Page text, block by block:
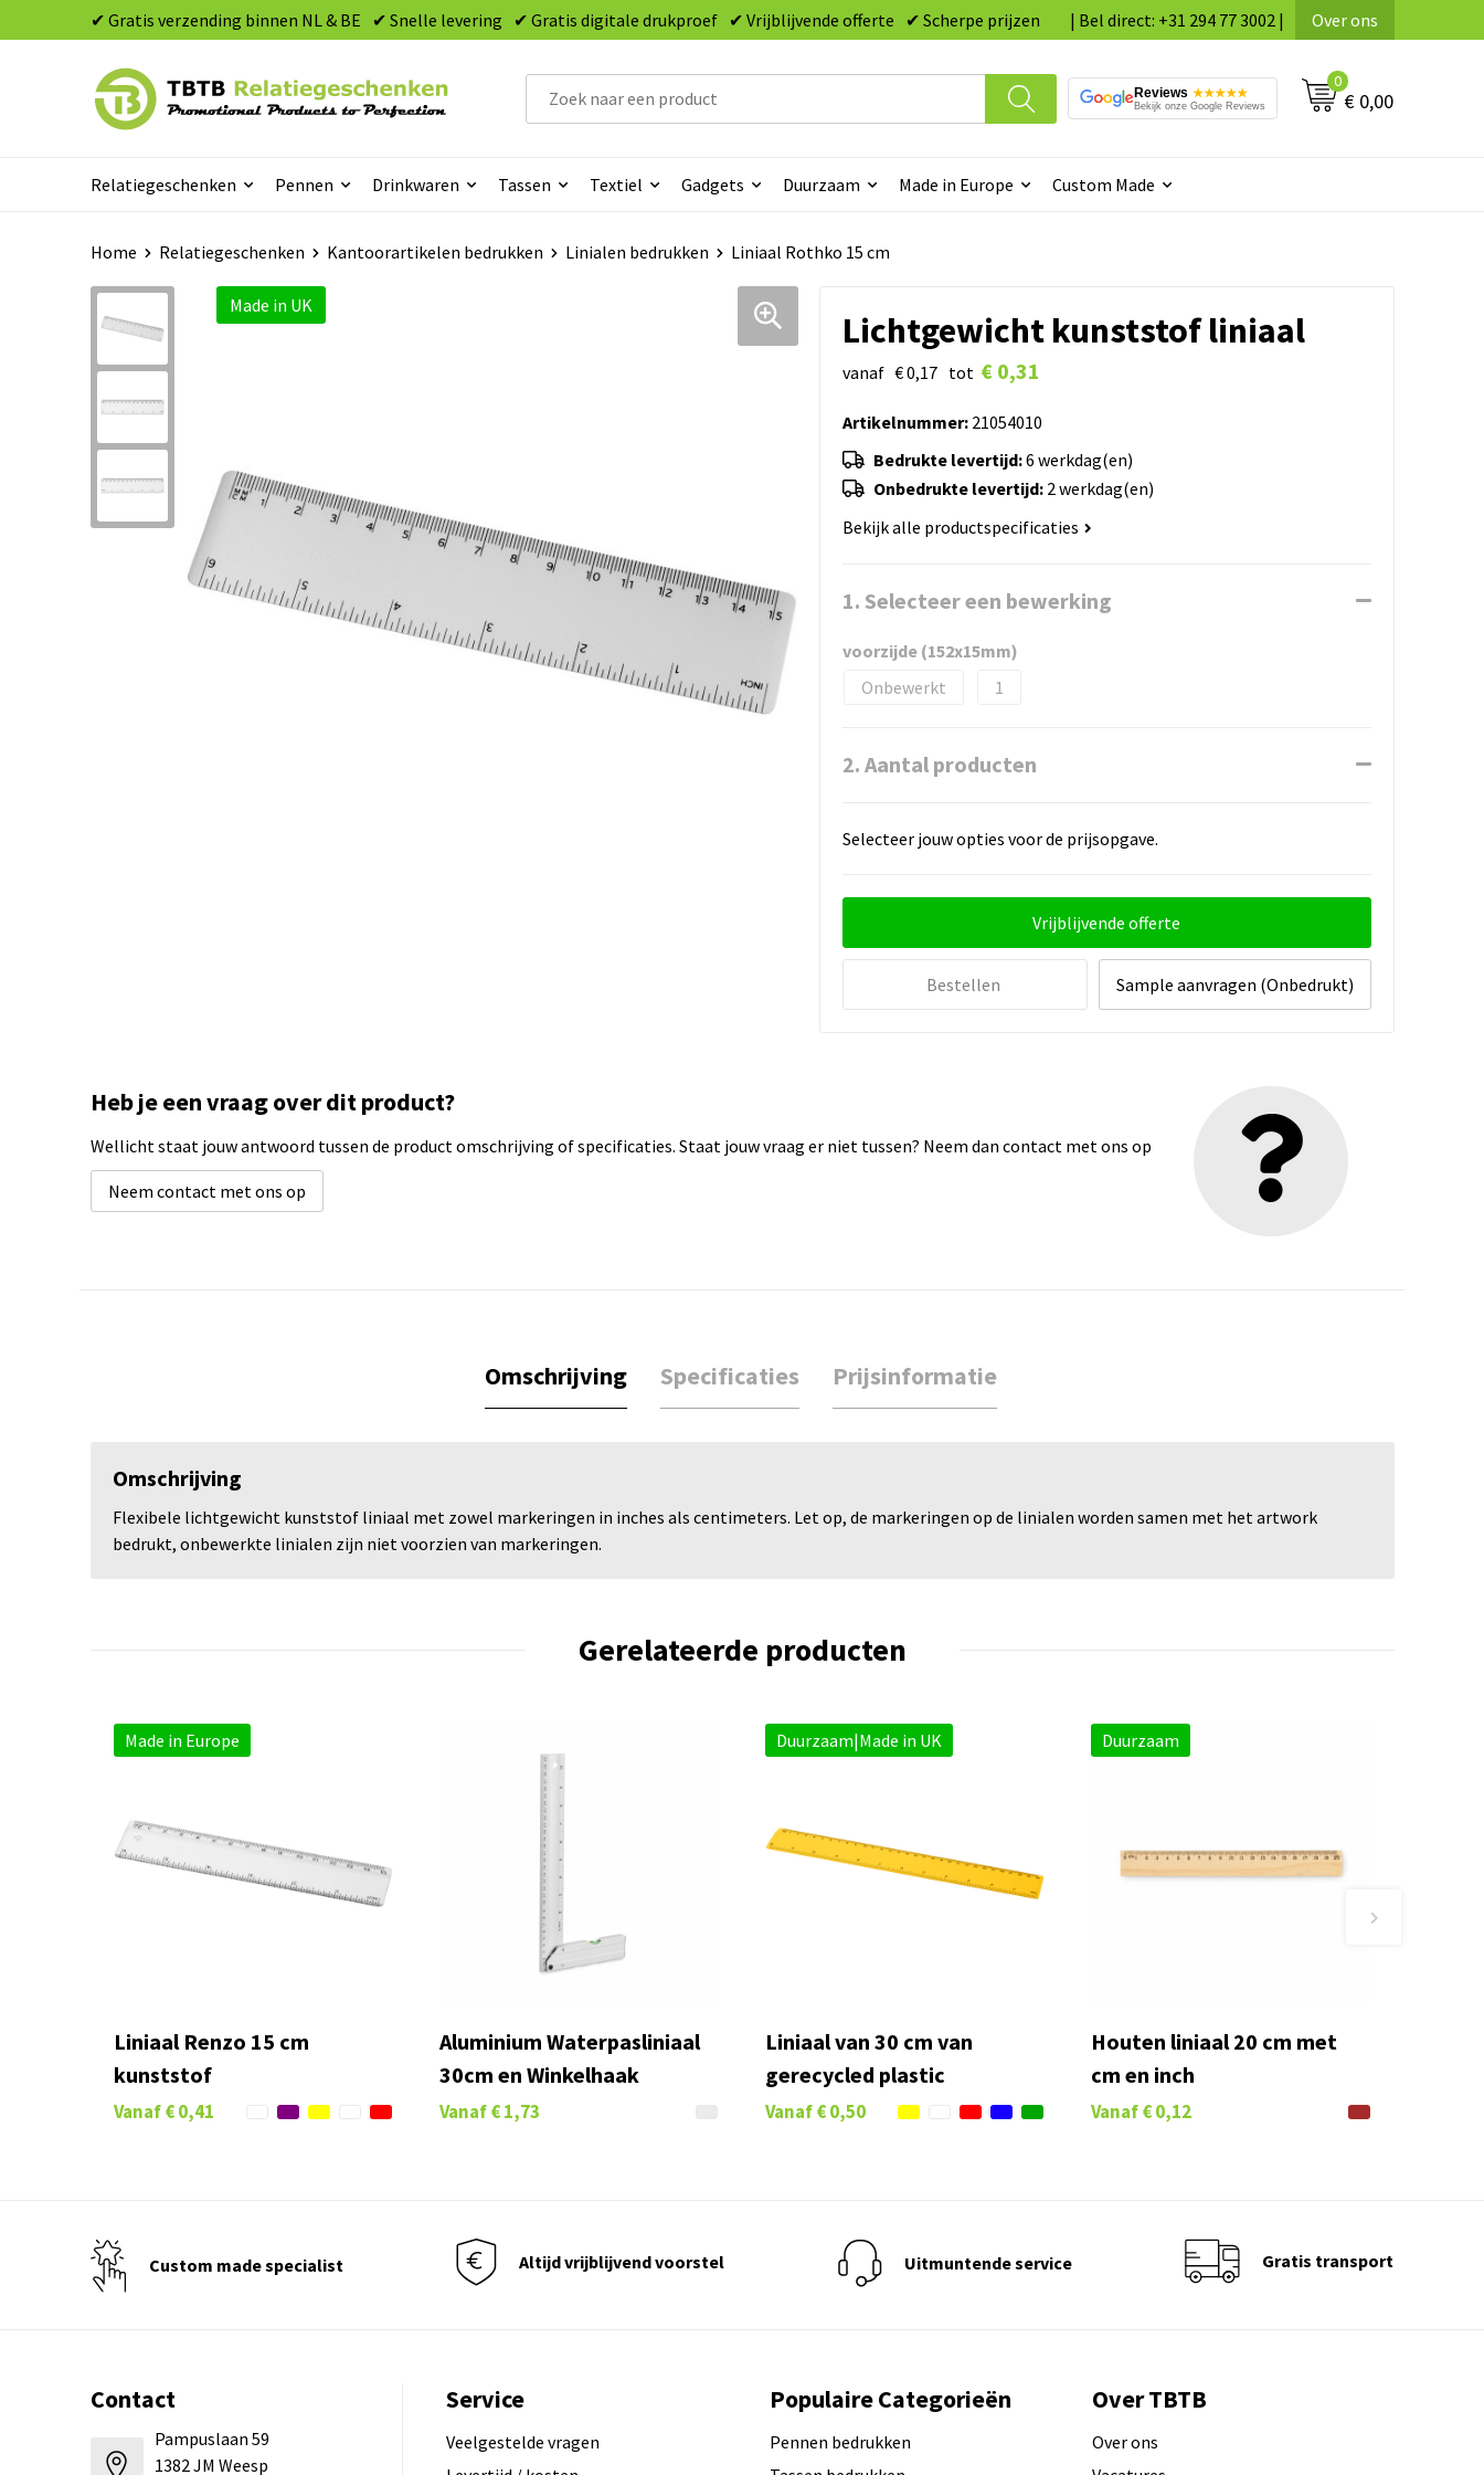
✔ Gratis verzending binnen NL & BE ✔ Snelle levering ✔ Gratis digitale drukproef ✔ Vrijblijvende offerte ✔ Scherpe prijzen | Bel direct: +31 294 77 3002 | Over ons
Reviews ★★★★★
Bekijk onze Google Reviews
0
€ 0,00
Relatiegeschenken Pennen Drinkwaren Tassen Textiel Gadgets Duurzaam Made in Europe Custom Made
Home Relatiegeschenken Kantoorartikelen bedrukken Linialen bedrukken Liniaal Rothko 15 cm
Made in UK
Lichtgewicht kunststof liniaal
vanaf € 0,17 tot € 0,31
Artikelnummer:21054010
Bedrukte levertijd:6 werkdag(en)
Onbedrukte levertijd: 2 werkdag(en)
Bekijk alle productspecificaties
1. Selecteer een bewerking
voorzijde (152x15mm)
Onbewerkt
1
2. Aantal producten
Selecteer jouw opties voor de prijsopgave.
Vrijblijvende offerte
Bestellen Sample aanvragen (Onbedrukt)
Heb je een vraag over dit product?
Wellicht staat jouw antwoord tussen de product omschrijving of specificaties. Staat jouw vraag er niet tussen? Neem dan contact met ons op
Neem contact met ons op
Omschrijving Specificaties Prijsinformatie
Omschrijving
Flexibele lichtgewicht kunststof liniaal met zowel markeringen in inches als centimeters. Let op, de markeringen op de linialen worden samen met het artwork
bedrukt, onbewerkte linialen zijn niet voorzien van markeringen.
Gerelateerde producten
Made in Europe
Liniaal Renzo 15 cm
kunststof
Vanaf € 0,41
Aluminium Waterpasliniaal
30cm en Winkelhaak
Vanaf€ 1,73
Duurzaam|Made in UK
Liniaal van 30 cm van
gerecycled plastic
Vanaf€ 0,50
Duurzaam
Houten liniaal 20 cm met
cm en inch
Vanaf€ 0,12
Custom made specialist Altijd vrijblijvend voorstel Uitmuntende service Gratis transport
Contact
Pampuslaan 59
1382 JM Weesp
Service
Veelgestelde vragen
Populaire Categorieën
Pennen bedrukken
Over TBTB
Over ons